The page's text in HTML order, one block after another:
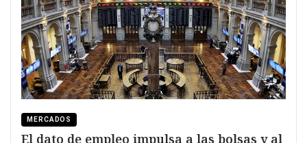
MERCADOS
El dato de empleo impulsa a las bolsas y al